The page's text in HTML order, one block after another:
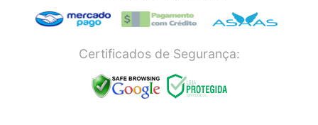
Certificados de Segurança: